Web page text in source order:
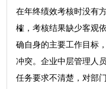
在年终绩效考核时没有
榷，考核结果缺少客观
确自身的主要工作目标
冲突。企业中层管理人
任务要求不清楚，对部